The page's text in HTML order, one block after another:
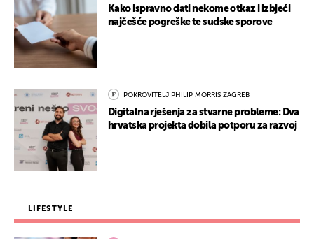
Kako ispravno dati nekome otkaz i izbjeći
najčešće pogreške te sudske sporove
POKROVITELJ PHILIP MORRIS ZAGREB
Digitalna rješenja za stvarne probleme: Dva
hrvatska projekta dobila potporu za razvoj
LIFESTYLE